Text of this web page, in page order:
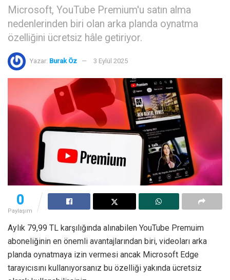
Microsoft, YouTube Premium'u satın alma
nedenlerinden biri olan arka planda oynatma
özelliğini ücretsiz hâle getiriyor.
Yazar: Burak Öz 3 Eylül 2025
0
Paylaşım
Aylık 79,99 TL karşılığında alınabilen YouTube Premuim
aboneliğinin en önemli avantajlarından biri, videoları arka
planda oynatmaya izin vermesi ancak Microsoft Edge
tarayıcısını kullanıyorsanız bu özelliği yakında ücretsiz